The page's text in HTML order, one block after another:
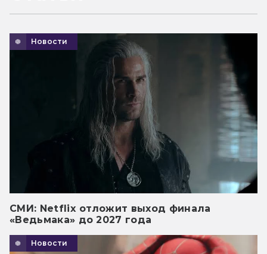
Новости
СМИ: Netflix отложит выход финала
«Ведьмака» до 2027 года
Новости